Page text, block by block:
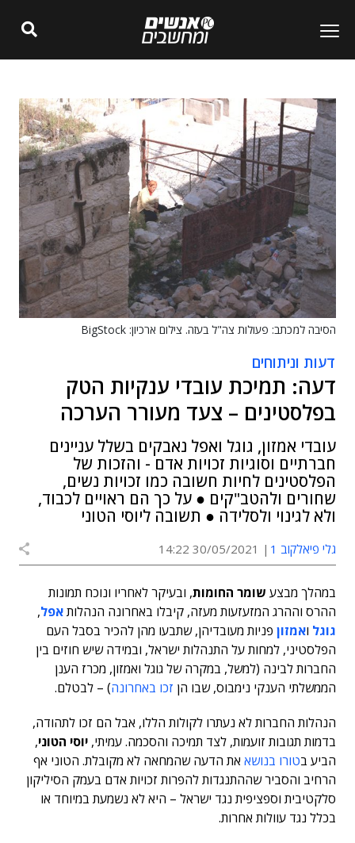
הסיבה למכתב: פעולות צה"ל בעזה. צילום ארכיון: BigStock
דעות וניתוחים
דעה: תמיכת עובדי ענקיות הטק
בפלסטינים – צעד מעורר הערכה
עובדי אמזון, גוגל ואפל נאבקים בשלל עניינים
חברתיים וסוגיות זכויות אדם - והזכות של
הפלסטינים לחיות חשובה כמו זכויות נשים,
שחורים ולהטב"קים ● על כך הם ראויים לכבוד,
ולא לגינוי ולסלידה ● תשובה ליוסי הטוני
גלי פיאלקוב 1 30/05/2021 14:22
במהלך מבצע שומר החומות, ובעיקר לאחריו ונוכח תמונות
ההרס וההרג המזעזעות מעזה, קיבלו באחרונה הנהלותאפל,
גוגל ואמזון פניות מעובדיהן, שתבעו מהן להכיר בסבל העם
הפלסטיני, למחות על התנהלות ישראל, ובמידה שיש חוזים בין
החברות לבינה (למשל, במקרה של גוגל ואמזון, מכרז הענן
הממשלתי הענקי נימבוס, שבו הן זכו באחרונה) – לבטלם.
הנהלות החברות לא נעתרו לקולות הללו, אבל הם זכו לתהודה,
בדמות תגובות זועמות, לצד תמיכה והסכמה. עמיתי, יוסי הטוני,
הביע בטורו בנושא את הדעה שהמחאה לא מקובלת. הטוני אף
הרחיב והסביר שההתנגדות להפרות זכויות אדם בעמק הסיליקון
סלקטיבית וספציפית נגד ישראל – היא לא נשמעת במיוחד או
בכלל נגד עוולות אחרות.